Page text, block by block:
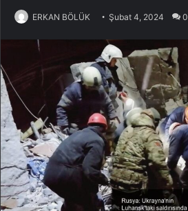
ERKAN BÖLÜK Şubat 4, 2024 0